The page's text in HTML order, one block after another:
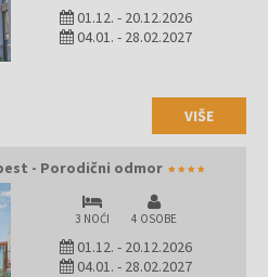
01.12. - 20.12.2026
04.01. - 28.02.2027
VIŠE
- Porodični odmor
3 NOĆI 4 OSOBE
01.12. - 20.12.2026
04.01. - 28.02.2027